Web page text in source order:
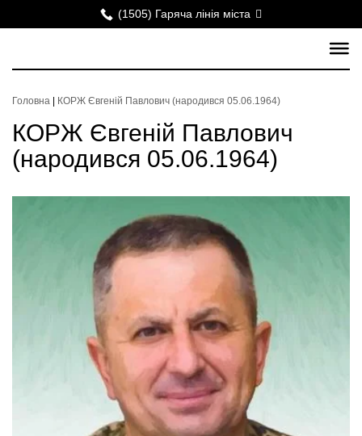
(1505) Гаряча лінія міста
Головна КОРЖ Євгеній Павлович (народився 05.06.1964)
КОРЖ Євгеній Павлович
(народився 05.06.1964)